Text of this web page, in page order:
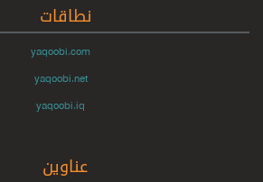
نطاقات
yaqoobi.com
yaqoobi.net
yaqoobi.iq
عناوين